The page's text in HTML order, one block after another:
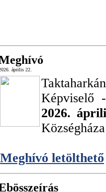
április 22.
Képviselő
2026.
Meghívó letölthető